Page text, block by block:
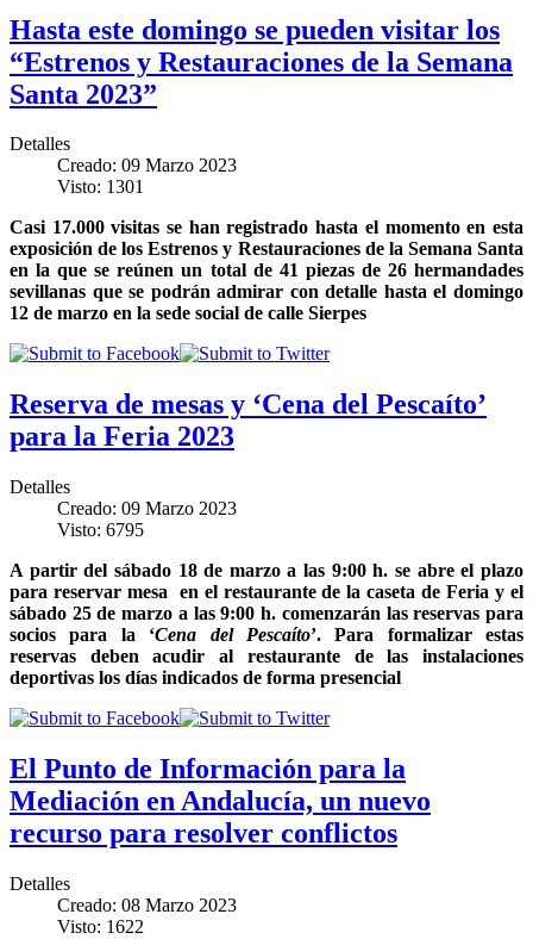
Hasta este domingo se pueden visitar los
“Estrenos y Restauraciones de la Semana
Santa 2023”
Detalles
Creado: 09 Marzo 2023
Visto: 1301
Casi 17.000 visitas se han registrado hasta el momento en esta
exposición de los Estrenos y Restauraciones de la Semana Santa
en la que se reúnen un total de 41 piezas de 26 hermandades
sevillanas que se podrán admirar con detalle hasta el domingo
12 de marzo en la sede social de calle Sierpes
Reserva de mesas y ‘Cena del Pescaíto’
para la Feria 2023
Detalles
Creado: 09 Marzo 2023
Visto: 6795
A partir del sábado 18 de marzo a las 9:00 h. se abre el plazo
para reservar mesa en el restaurante de la caseta de Feria y el
sábado 25 de marzo a las 9:00 h. comenzarán las reservas para
socios para la ‘Cena del Pescaíto’. Para formalizar estas
reservas deben acudir al restaurante de las instalaciones
deportivas los días indicados de forma presencial
El Punto de Información para la
Mediación en Andalucía, un nuevo
recurso para resolver conflictos
Detalles
Creado: 08 Marzo 2023
Visto: 1622